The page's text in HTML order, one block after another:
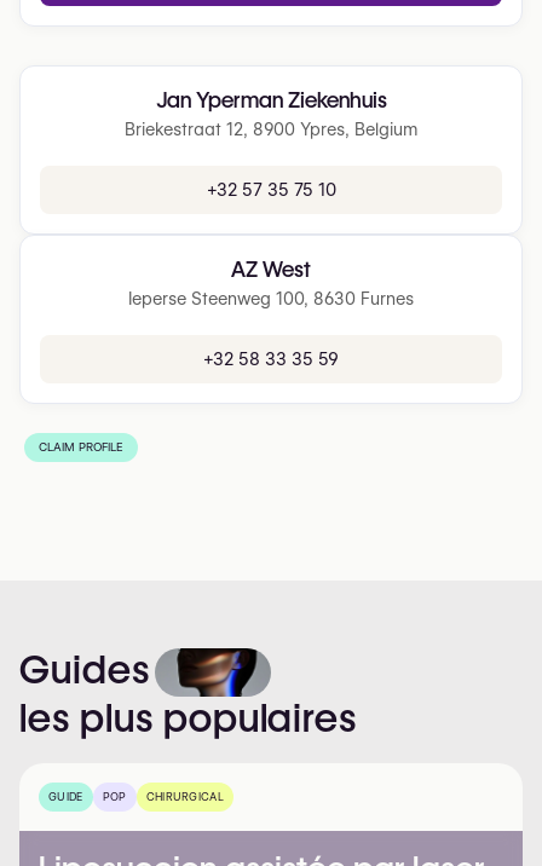
Jan Yperman Ziekenhuis
Briekestraat 12, 8900 Ypres, Belgium
+32 57 35 75 10
AZ West
Ieperse Steenweg 100, 8630 Furnes
+32 58 33 35 59
CLAIM PROFILE
Guides
les plus populaires
GUIDE POP CHIRURGICAL